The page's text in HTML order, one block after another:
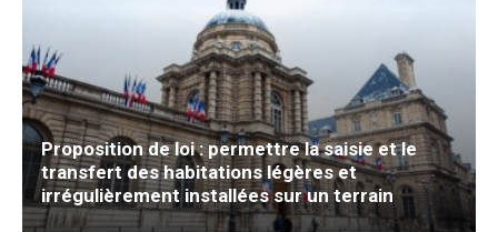
Proposition de loi : permettre la saisie et le
transfert des habitations légères et
irrégulièrement installées sur un terrain